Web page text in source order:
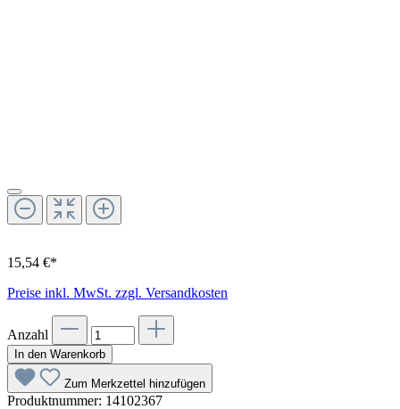
15,54 €*
Preise inkl. MwSt. zzgl. Versandkosten
Anzahl
In den Warenkorb
Zum Merkzettel hinzufügen
Produktnummer: 14102367